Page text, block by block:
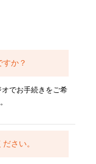
か？
でお手続きをご希
さい。